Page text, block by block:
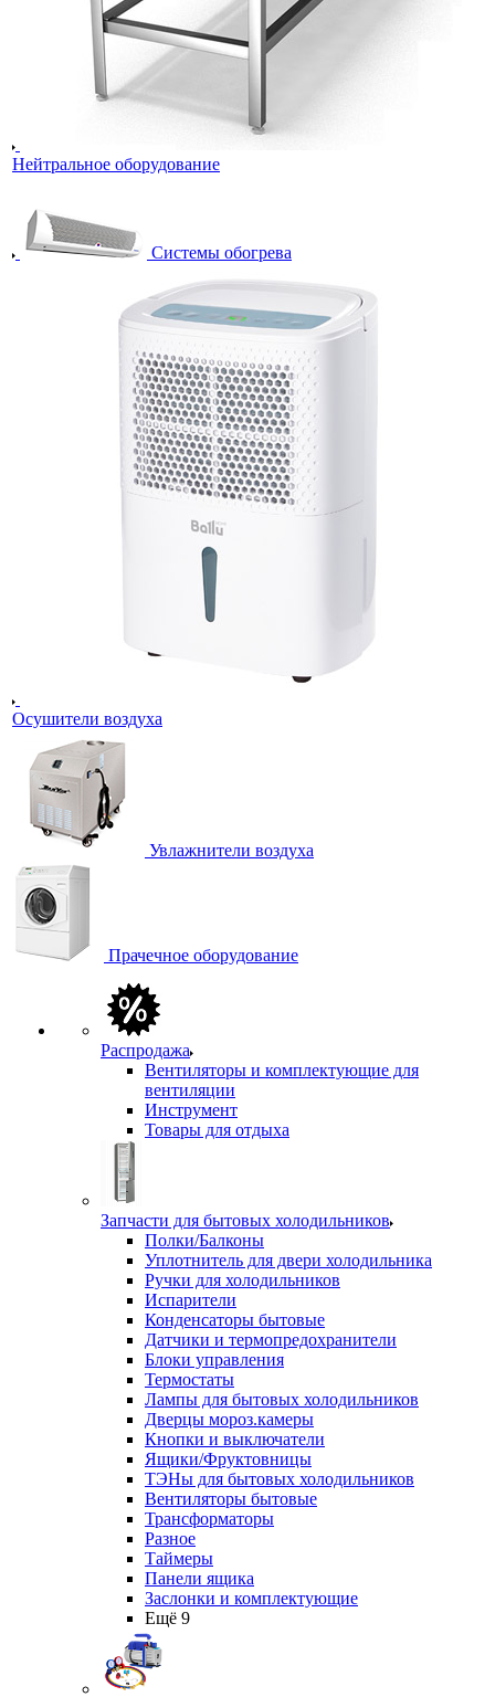
Нейтральное оборудование
Системы обогрева
Осушители воздуха
Увлажнители воздуха
Прачечное оборудование
Распродажа
Вентиляторы и комплектующие для
вентиляции
Инструмент
Товары для отдыха
Запчасти для бытовых холодильников
Полки/Балконы
Уплотнитель для двери холодильника
Ручки для холодильников
Испарители
Конденсаторы бытовые
Датчики и термопредохранители
Блоки управления
Термостаты
Лампы для бытовых холодильников
Дверцы мороз.камеры
Кнопки и выключатели
Ящики/Фруктовницы
ТЭНы для бытовых холодильников
Вентиляторы бытовые
Трансформаторы
Разное
Таймеры
Панели ящика
Заслонки и комплектующие
Ещё 9